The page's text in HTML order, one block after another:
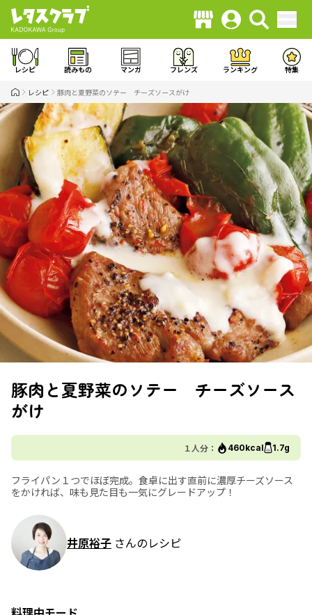
レシピ 読みもの マンガ フレンズ ランキング 特集
レシピ 豚肉と夏野菜のソテー チーズソースがけ
豚肉と夏野菜のソテー チーズソース
がけ
１人分： 460kcal 1.7g
フライパン１つでほぼ完成。食卓に出す直前に濃厚チーズソース
をかければ、味も見た目も一気にグレードアップ！
井原裕子 さんのレシピ